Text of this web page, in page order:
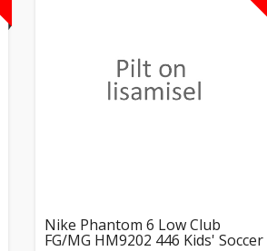
Nike Phantom 6 Low Club
FG/MG HM9202 446 Kids' Soccer